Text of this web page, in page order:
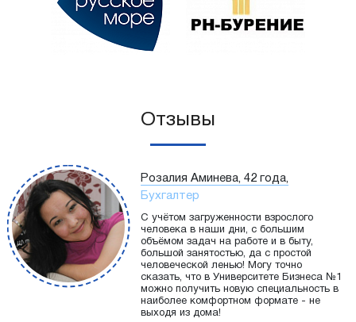
Отзывы
Розалия Аминева, 42 года,
Бухгалтер
С учётом загруженности взрослого
человека в наши дни, с большим
объёмом задач на работе и в быту,
большой занятостью, да с простой
человеческой ленью! Могу точно
сказать, что в Университете Бизнеса №1
можно получить новую специальность в
наиболее комфортном формате - не
выходя из дома!